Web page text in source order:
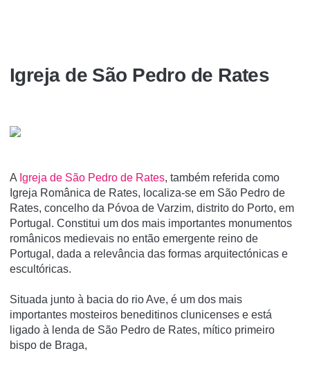
Igreja de São Pedro de Rates
A Igreja de São Pedro de Rates, também referida como
Igreja Românica de Rates, localiza-se em São Pedro de
Rates, concelho da Póvoa de Varzim, distrito do Porto, em
Portugal. Constitui um dos mais importantes monumentos
românicos medievais no então emergente reino de
Portugal, dada a relevância das formas arquitectónicas e
escultóricas.
Situada junto à bacia do rio Ave, é um dos mais
importantes mosteiros beneditinos clunicenses e está
ligado à lenda de São Pedro de Rates, mí­tico primeiro
bispo de Braga,